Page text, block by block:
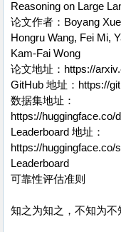
Reasoning on Large
论文作者：Boyang
Hongru Wang, Fei Mi,
Kam-Fai Wong
论文地址：https://
GitHub 地址：https://
数据集地址：
https://huggingface.co/
Leaderboard 地址：
https://
Leaderboard
可靠性评估准则
知之为知之，不知为不